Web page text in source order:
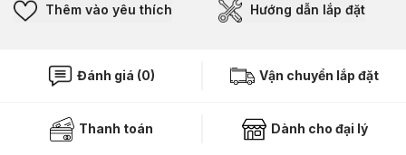
Thêm vào yêu thích Hướng dẫn lắp đặt
Đánh giá (0) Vận chuyển lắp đặt
Thanh toán Dành cho đại lý